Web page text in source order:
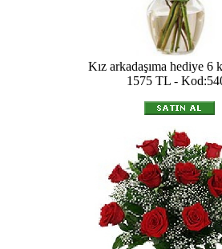
Kız arkadaşıma hediye 6
1575 TL -